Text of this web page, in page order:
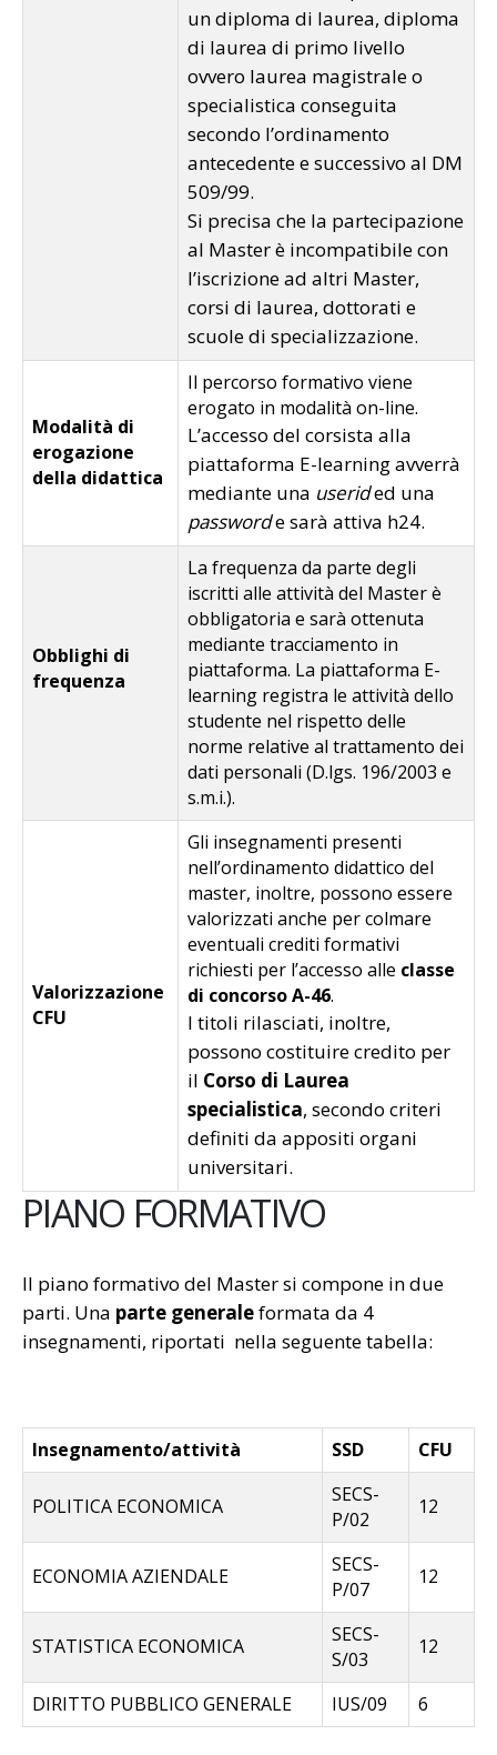
un diploma di laurea, diploma
di laurea di primo livello
ovvero laurea magistrale o
specialistica conseguita
secondo l’ordinamento
antecedente e successivo al DM
509/99.
Si precisa che la partecipazione
al Master è incompatibile con
l’iscrizione ad altri Master,
corsi di laurea, dottorati e
scuole di specializzazione.
Modalità di
erogazione
della didattica
Il percorso formativo viene
erogato in modalità on-line.
L’accesso del corsista alla
piattaforma E-learning avverrà
mediante una userided una
passworde sarà attiva h24.
Obblighi di
frequenza
La frequenza da parte degli
iscritti alle attività del Master è
obbligatoria e sarà ottenuta
mediante tracciamento in
piattaforma. La piattaforma E-
learning registra le attività dello
studente nel rispetto delle
norme relative al trattamento dei
dati personali (D.lgs. 196/2003 e
s.m.i.).
Valorizzazione
CFU
Gli insegnamenti presenti
nell’ordinamento didattico del
master, inoltre, possono essere
valorizzati anche per colmare
eventuali crediti formativi
richiesti per l’accesso alle classe
di concorso A-46.
I titoli rilasciati, inoltre,
possono costituire credito per
il Corso di Laurea
specialistica, secondo criteri
definiti da appositi organi
universitari.
PIANO FORMATIVO
Il piano formativo del Master si compone in due
parti. Una parte generaleformata da 4
insegnamenti, riportati nella seguente tabella:
Insegnamento/attività SSD CFU
POLITICA ECONOMICA
SECS-
P/02
12
ECONOMIA AZIENDALE
SECS-
P/07
12
STATISTICA ECONOMICA
SECS-
S/03
12
DIRITTO PUBBLICO GENERALE IUS/09 6